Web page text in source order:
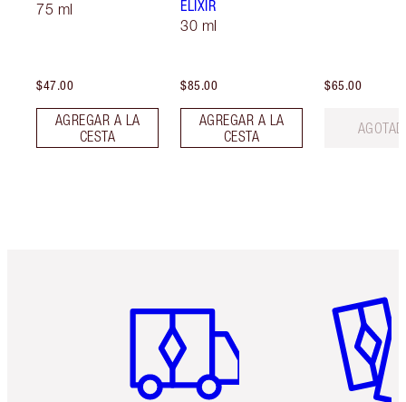
75 ml
$47.00
AGREGAR A LA
CESTA
ELIXIR
30 ml
$85.00
AGREGAR A LA
CESTA
$65.00